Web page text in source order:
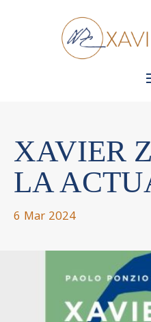
XAVIER
LA
6 Mar 2024